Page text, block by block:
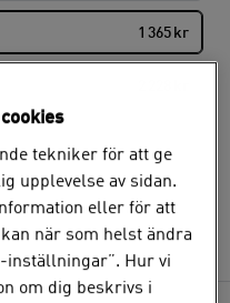
1 365 kr
olika produkter.
tekniker för att ge
upplevelse av sidan.
eller för att
när som helst ändra
inställningar”. Hur vi
om dig beskrivs i